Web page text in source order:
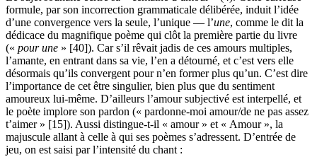
formule, par son incorrection grammaticale délibérée, induit l’idée
d’une convergence vers la seule, l’unique — l’une, comme le dit la
dédicace du magnifique poème qui clôt la première partie du livre
(« pour une » [40]). Car s’il rêvait jadis de ces amours multiples,
l’amante, en entrant dans sa vie, l’en a détourné, et c’est vers elle
désormais qu’ils convergent pour n’en former plus qu’un. C’est dire
l’importance de cet être singulier, bien plus que du sentiment
amoureux lui-même. D’ailleurs l’amour subjectivé est interpellé, et
le poète implore son pardon (« pardonne-moi amour/de ne pas assez
t’aimer » [15]). Aussi distingue-t-il « amour » et « Amour », la
majuscule allant à celle à qui ses poèmes s’adressent. D’entrée de
jeu, on est saisi par l’intensité du chant :